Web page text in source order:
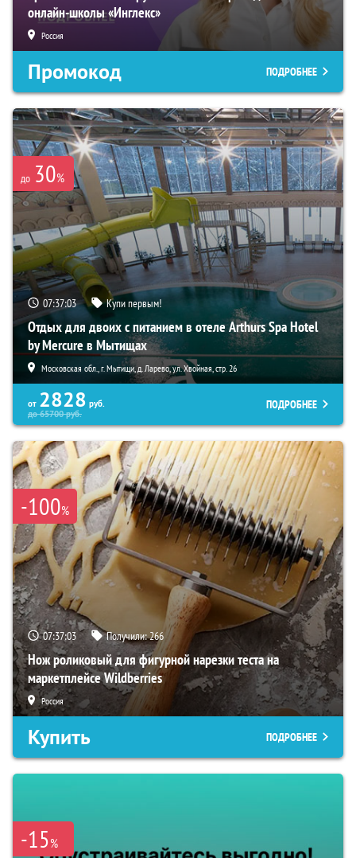
онлайн-школы «Инглекс»
Россия
Промокод ПОДРОБНЕЕ
до 30%
07:37:02 Купи первым!
Отдых для двоих с питанием в отеле Arthurs Spa Hotel
by Mercure в Мытищах
Московская обл., г. Мытищи, д. Ларево, ул. Хвойная, стр. 26
от 2828 руб.
до65700руб.
ПОДРОБНЕЕ
-100%
07:37:02 Получили:266
Нож роликовый для фигурной нарезки теста на
маркетплейсе Wildberries
Россия
Купить ПОДРОБНЕЕ
-15%